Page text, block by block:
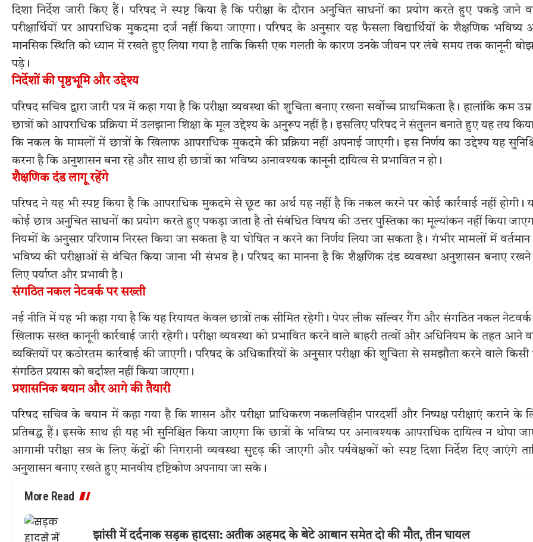
दिशा निर्देश जारी किए हैं। परिषद ने स्पष्ट किया है कि परीक्षा के दौरान अनुचित साधनों का प्रयोग करते हुए पकड़े जाने
परीक्षार्थियों पर आपराधिक मुकदमा दर्ज नहीं किया जाएगा। परिषद के अनुसार यह फैसला विद्यार्थियों के शैक्षणिक भविष्य
मानसिक स्थिति को ध्यान में रखते हुए लिया गया है ताकि किसी एक गलती के कारण उनके जीवन पर लंबे समय तक कानूनी
पड़े।
निर्देशों की पृष्ठभूमि और उद्देश्य
परिषद सचिव द्वारा जारी पत्र में कहा गया है कि परीक्षा व्यवस्था की शुचिता बनाए रखना सर्वोच्च प्राथमिकता है। हालांकि कम
छात्रों को आपराधिक प्रक्रिया में उलझाना शिक्षा के मूल उद्देश्य के अनुरूप नहीं है। इसलिए परिषद ने संतुलन बनाते हुए यह तय
कि नकल के मामलों में छात्रों के खिलाफ आपराधिक मुकदमे की प्रक्रिया नहीं अपनाई जाएगी। इस निर्णय का उद्देश्य यह
करना है कि अनुशासन बना रहे और साथ ही छात्रों का भविष्य अनावश्यक कानूनी दायित्व से प्रभावित न हो।
शैक्षणिक दंड लागू रहेंगे
परिषद ने यह भी स्पष्ट किया है कि आपराधिक मुकदमे से छूट का अर्थ यह नहीं है कि नकल करने पर कोई कार्रवाई नहीं होगी।
कोई छात्र अनुचित साधनों का प्रयोग करते हुए पकड़ा जाता है तो संबंधित विषय की उत्तर पुस्तिका का मूल्यांकन नहीं किया
नियमों के अनुसार परिणाम निरस्त किया जा सकता है या घोषित न करने का निर्णय लिया जा सकता है। गंभीर मामलों में वर्तमान
भविष्य की परीक्षाओं से वंचित किया जाना भी संभव है। परिषद का मानना है कि शैक्षणिक दंड व्यवस्था अनुशासन बनाए
लिए पर्याप्त और प्रभावी है।
संगठित नकल नेटवर्क पर सख्ती
नई नीति में यह भी कहा गया है कि यह रियायत केवल छात्रों तक सीमित रहेगी। पेपर लीक सॉल्वर गैंग और संगठित नकल
खिलाफ सख्त कानूनी कार्रवाई जारी रहेगी। परीक्षा व्यवस्था को प्रभावित करने वाले बाहरी तत्वों और अधिनियम के तहत आने
व्यक्तियों पर कठोरतम कार्रवाई की जाएगी। परिषद के अधिकारियों के अनुसार परीक्षा की शुचिता से समझौता करने वाले किसी
संगठित प्रयास को बर्दाश्त नहीं किया जाएगा।
प्रशासनिक बयान और आगे की तैयारी
परिषद सचिव के बयान में कहा गया है कि शासन और परीक्षा प्राधिकरण नकलविहीन पारदर्शी और निष्पक्ष परीक्षाएं कराने के
प्रतिबद्ध हैं। इसके साथ ही यह भी सुनिश्चित किया जाएगा कि छात्रों के भविष्य पर अनावश्यक आपराधिक दायित्व न थोपा
आगामी परीक्षा सत्र के लिए केंद्रों की निगरानी व्यवस्था सुदृढ़ की जाएगी और पर्यवेक्षकों को स्पष्ट दिशा निर्देश दिए जाएंगे
अनुशासन बनाए रखते हुए मानवीय दृष्टिकोण अपनाया जा सके।
More Read
झांसी में दर्दनाक सड़क हादसा: अतीक अहमद के बेटे आबान समेत दो की मौत, तीन घायल